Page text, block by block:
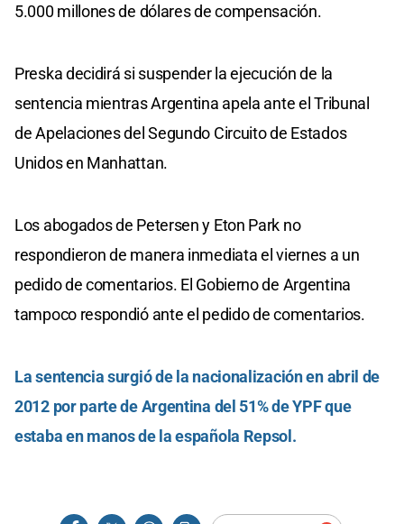
5.000 millones de dólares de compensación.
Preska decidirá si suspender la ejecución de la
sentencia mientras Argentina apela ante el Tribunal
de Apelaciones del Segundo Circuito de Estados
Unidos en Manhattan.
Los abogados de Petersen y Eton Park no
respondieron de manera inmediata el viernes a un
pedido de comentarios. El Gobierno de Argentina
tampoco respondió ante el pedido de comentarios.
La sentencia surgió de la nacionalización en abril de
2012 por parte de Argentina del 51% de YPF que
estaba en manos de la española Repsol.